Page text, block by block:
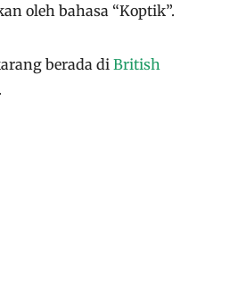
oleh bahasa “Koptik”.
berada di British